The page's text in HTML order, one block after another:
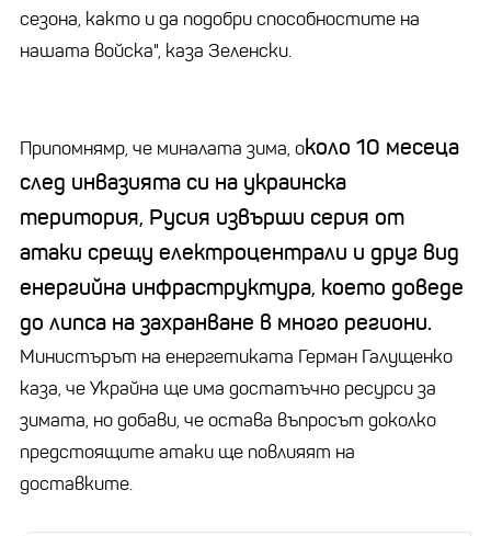
сезона, както и да подобри способностите на
нашата войска", каза Зеленски.
Припомнямр, че миналата зима, около 10 месеца
след инвазията си на украинска
територия, Русия извърши серия от
атаки срещу електроцентрали и друг вид
енергийна инфраструктура, което доведе
до липса на захранване в много региони.
Министърът на енергетиката Герман Галущенко
каза, че Украйна ще има достатъчно ресурси за
зимата, но добави, че остава въпросът доколко
предстоящите атаки ще повлияят на
доставките.